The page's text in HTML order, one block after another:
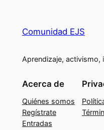
Comunidad EJS
Aprendizaje, activismo,
Acerca de
Quiénes somos
Regístrate
Entradas